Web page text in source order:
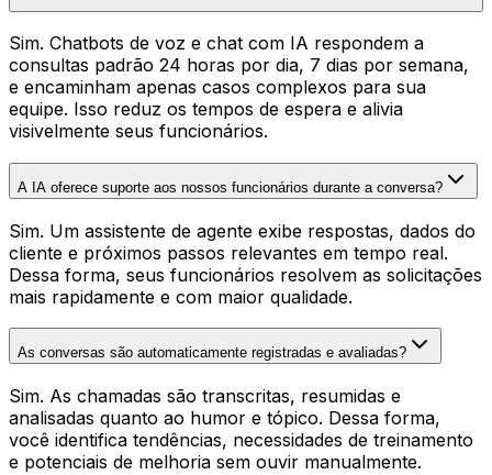
Sim. Chatbots de voz e chat com IA respondem a
consultas padrão 24 horas por dia, 7 dias por semana,
e encaminham apenas casos complexos para sua
equipe. Isso reduz os tempos de espera e alivia
visivelmente seus funcionários.
A IA oferece suporte aos nossos funcionários durante a conversa?
Sim. Um assistente de agente exibe respostas, dados do
cliente e próximos passos relevantes em tempo real.
Dessa forma, seus funcionários resolvem as solicitações
mais rapidamente e com maior qualidade.
As conversas são automaticamente registradas e avaliadas?
Sim. As chamadas são transcritas, resumidas e
analisadas quanto ao humor e tópico. Dessa forma,
você identifica tendências, necessidades de treinamento
e potenciais de melhoria sem ouvir manualmente.